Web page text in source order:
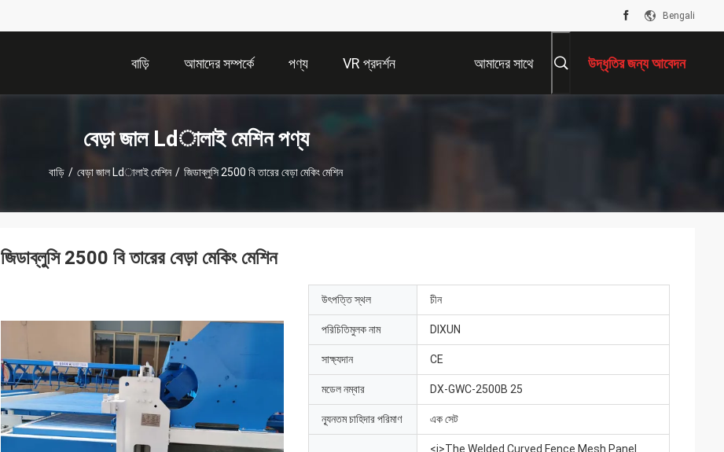
Bengali
বাড়ি আমাদের সম্পর্কে পণ্য VR প্রদর্শন আমাদের সাথে উদ্ধৃতির জন্য আবেদন
বেড়া জাল Ldালাই মেশিন পণ্য
বাড়ি / বেড়া জাল Ldালাই মেশিন / জিডাব্লুসি 2500 বি তারের বেড়া মেকিং মেশিন
জিডাব্লুসি 2500 বি তারের বেড়া মেকিং মেশিন
উৎপত্তি স্থল চীন
পরিচিতিমুলক নাম DIXUN
সাক্ষ্যদান CE
মডেল নম্বার DX-GWC-2500B 25
ন্যূনতম চাহিদার পরিমাণ এক সেট
<i>The Welded Curved Fence Mesh Panel